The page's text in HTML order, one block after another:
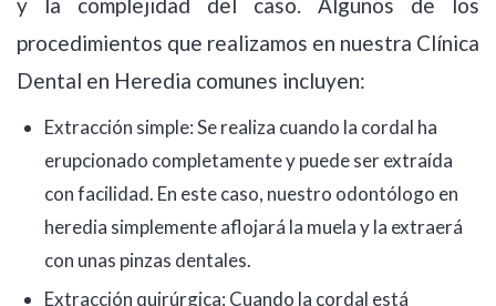
procedimientos que realizamos en nuestra Clínica
Dental en Heredia comunes incluyen:
Extracción simple: Se realiza cuando la cordal ha
erupcionado completamente y puede ser extraída
con facilidad. En este caso, nuestro odontólogo en
heredia simplemente aflojará la muela y la extraerá
con unas pinzas dentales.
Extracción quirúrgica: Cuando la cordal está